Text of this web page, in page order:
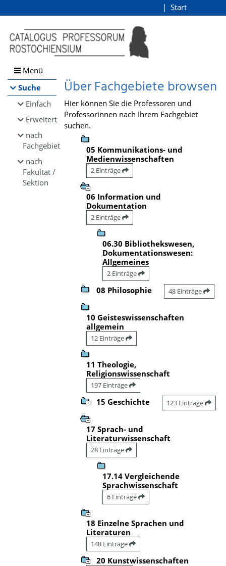
Browsen
direkt zum Inhalt
Start
Menü
Suche
Einfach
Erweitert
nach
Fachgebiet
nach
Fakultät /
Sektion
Über Fachgebiete browsen
Hier können Sie die Professoren und
Professorinnen nach Ihrem Fachgebiet
suchen.
05 Kommunikations- und
Medienwissenschaften
2 Einträge
06 Information und
Dokumentation
2 Einträge
06.30 Bibliothekswesen,
Dokumentationswesen:
Allgemeines
2 Einträge
08 Philosophie 48 Einträge
10 Geisteswissenschaften
allgemein
12 Einträge
11 Theologie,
Religionswissenschaft
197 Einträge
15 Geschichte 123 Einträge
17 Sprach- und
Literaturwissenschaft
28 Einträge
17.14 Vergleichende
Sprachwissenschaft
6 Einträge
18 Einzelne Sprachen und
Literaturen
148 Einträge
20 Kunstwissenschaften